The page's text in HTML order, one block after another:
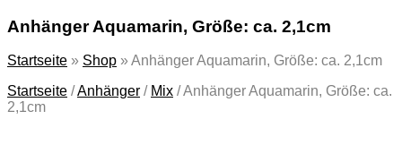
Anhänger Aquamarin, Größe: ca. 2,1cm
Startseite » Shop »Anhänger Aquamarin, Größe: ca. 2,1cm
Startseite /Anhänger / Mix /Anhänger Aquamarin, Größe: ca.
2,1cm